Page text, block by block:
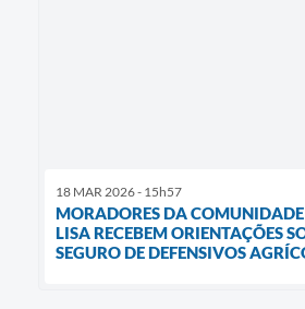
18 MAR 2026 - 15h57
MORADORES DA
LISA RECEBEM ORIENTAÇÕES
SEGURO DE DEFENSIVOS